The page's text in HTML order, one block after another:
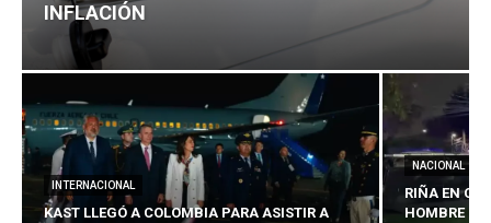
INFLACIÓN
INTERNACIONAL
KAST LLEGÓ A COLOMBIA PARA ASISTIR A
NACIONAL
RIÑA EN
HOMBRE